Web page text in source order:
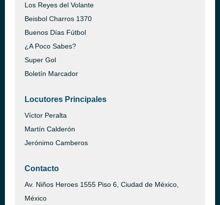
Los Reyes del Volante
Beisbol Charros 1370
Buenos Días Fútbol
¿A Poco Sabes?
Super Gol
Boletín Marcador
Locutores Principales
Víctor Peralta
Martín Calderón
Jerónimo Camberos
Contacto
Av. Niños Heroes 1555 Piso 6, Ciudad de México,
México